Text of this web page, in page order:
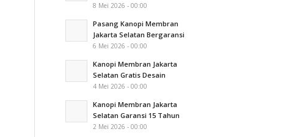
8 Mei 2026 - 00:00
Pasang Kanopi Membran
Jakarta Selatan Bergaransi
6 Mei 2026 - 00:00
Kanopi Membran Jakarta
Selatan Gratis Desain
4 Mei 2026 - 00:00
Kanopi Membran Jakarta
Selatan Garansi 15 Tahun
2 Mei 2026 - 00:00